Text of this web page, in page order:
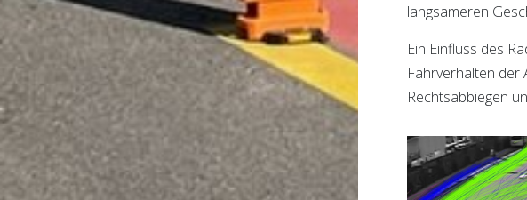
langsameren
Ein Einfluss des
Fahrverhalten
Rechtsabbiegen